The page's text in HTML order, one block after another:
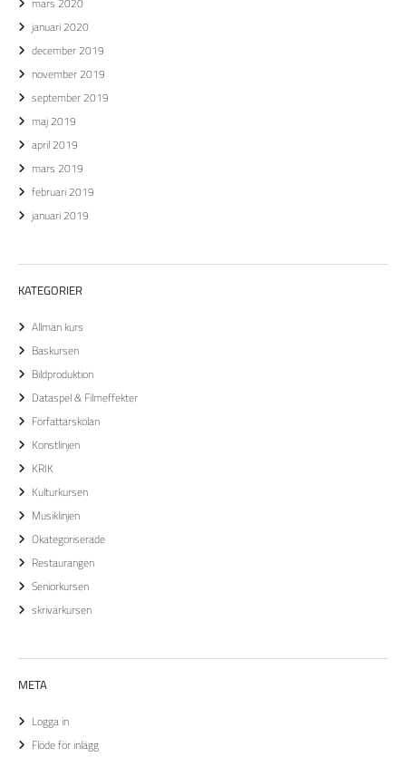
januari 2020
december 2019
november 2019
september 2019
maj 2019
april 2019
mars 2019
februari 2019
januari 2019
KATEGORIER
Allmän kurs
Baskursen
Bildproduktion
Dataspel & Filmeffekter
Författarskolan
Konstlinjen
KRIK
Kulturkursen
Musiklinjen
Okategoriserade
Restaurangen
Seniorkursen
skrivarkursen
META
Logga in
Flöde för inlägg